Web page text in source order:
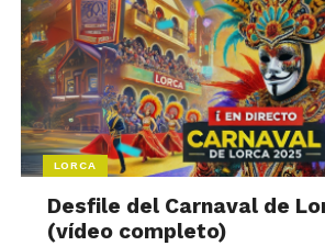
LORCA
Desfile del Carnaval de
(vídeo completo)